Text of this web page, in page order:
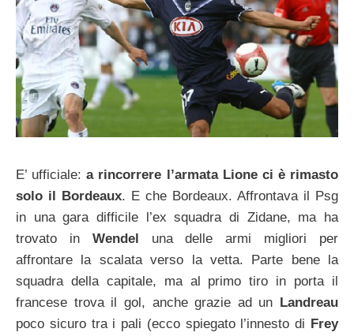
E’ ufficiale:a rincorrere l’armata Lione ci è rimasto
solo il Bordeaux. E che Bordeaux. Affrontava il Psg
in una gara difficile l’ex squadra di Zidane, ma ha
trovato in Wendel una delle armi migliori per
affrontare la scalata verso la vetta. Parte bene la
squadra della capitale, ma al primo tiro in porta il
francese trova il gol, anche grazie ad un Landreau
poco sicuro tra i pali (ecco spiegato l’innesto di Frey